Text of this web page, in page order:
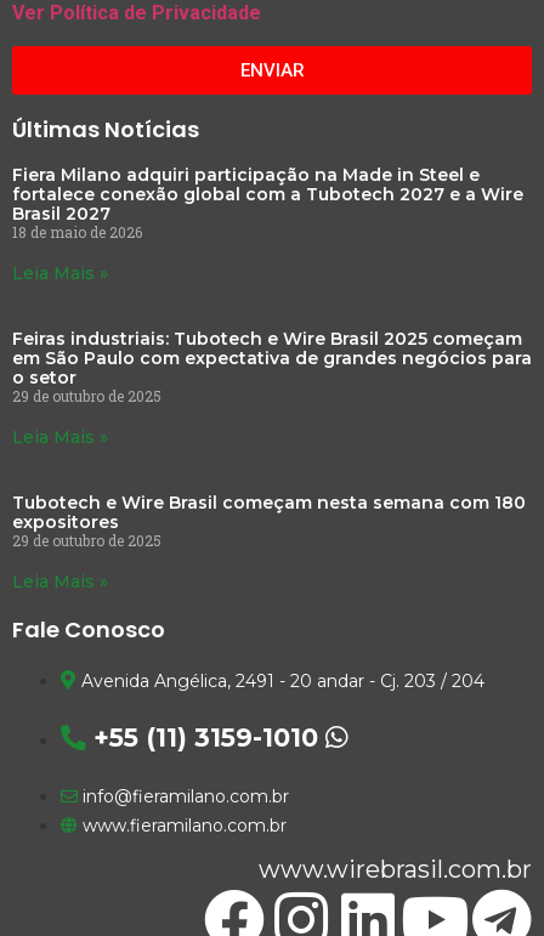
Ver Política de Privacidade
ENVIAR
Últimas Notícias
Fiera Milano adquiri participação na Made in Steel e
fortalece conexão global com a Tubotech 2027 e a Wire
Brasil 2027
18 de maio de 2026
Leia Mais »
Feiras industriais: Tubotech e Wire Brasil 2025 começam
em São Paulo com expectativa de grandes negócios para
o setor
29 de outubro de 2025
Leia Mais »
Tubotech e Wire Brasil começam nesta semana com 180
expositores
29 de outubro de 2025
Leia Mais »
Fale Conosco
Avenida Angélica, 2491 - 20 andar - Cj. 203 / 204
+55 (11) 3159-1010
info@fieramilano.com.br
www.fieramilano.com.br
www.wirebrasil.com.br